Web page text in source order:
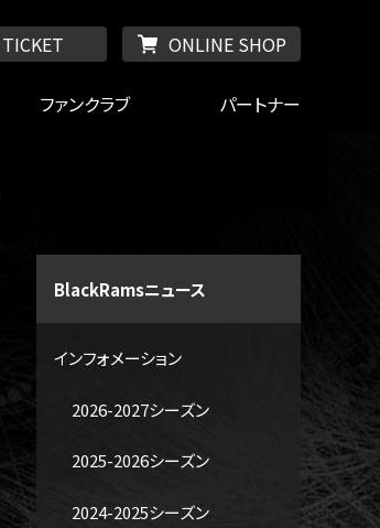
TICKET ONLINE SHOP
ファンクラブ パートナー
BlackRamsニュース
インフォメーション
2026-2027シーズン
2025-2026シーズン
2024-2025シーズン